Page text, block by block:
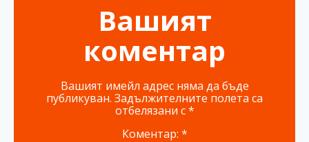
Вашият
коментар
Вашият имейл адрес няма да бъде
публикуван. Задължителните полета са
отбелязани с*
Коментар: *